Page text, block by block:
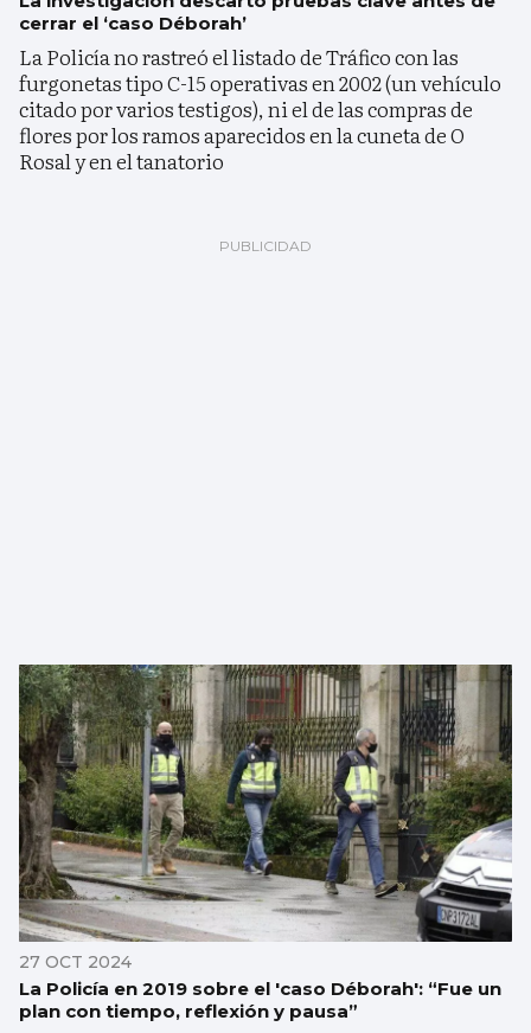
cerrar el ‘caso Déborah’
La Policía no rastreó el listado de Tráfico con las
furgonetas tipo C-15 operativas en 2002 (un vehículo
citado por varios testigos), ni el de las compras de
flores por los ramos aparecidos en la cuneta de O
Rosal y en el tanatorio
27 OCT 2024
La Policía en 2019 sobre el 'caso Déborah': “Fue un
plan con tiempo, reflexión y pausa”